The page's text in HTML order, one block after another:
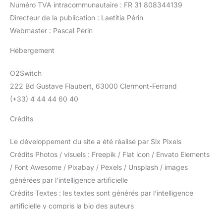
Numéro TVA intracommunautaire : FR 31 808344139
Directeur de la publication : Laetitia Périn
Webmaster : Pascal Périn
Hébergement
O2Switch
222 Bd Gustave Flaubert, 63000 Clermont-Ferrand
(+33) 4 44 44 60 40
Crédits
Le développement du site a été réalisé par Six Pixels
Crédits Photos / visuels : Freepik / Flat icon / Envato Elements
/ Font Awesome / Pixabay / Pexels / Unsplash / images
générées par l’intelligence artificielle
Crédits Textes : les textes sont générés par l’intelligence
artificielle y compris la bio des auteurs